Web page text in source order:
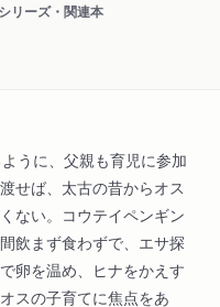
シリーズ・関連本
ように、父親も育児に参加
せば、太古の昔からオス
ない。コウテイペンギン
飲まず食わずで、エサ探
卵を温め、ヒナをかえす
スの子育てに焦点をあ